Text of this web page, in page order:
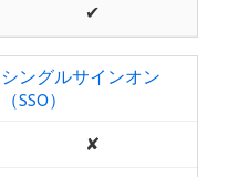
✔
シングルサインオン
（SSO）
✘